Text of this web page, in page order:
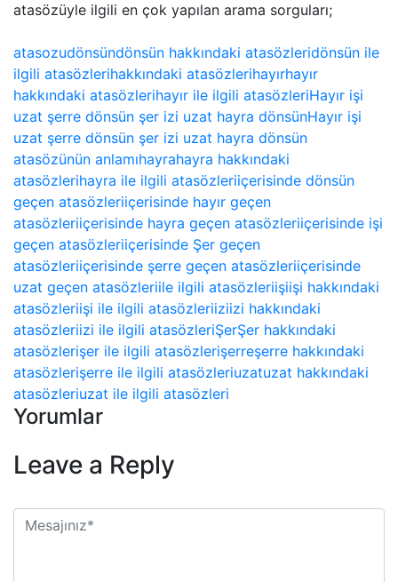
atasözüyle ilgili en çok yapılan arama sorguları;
atasozudönsündönsün hakkındaki atasözleridönsün ile
ilgili atasözlerihakkındaki atasözlerihayırhayır
hakkındaki atasözlerihayır ile ilgili atasözleriHayır işi
uzat şerre dönsün şer izi uzat hayra dönsünHayır işi
uzat şerre dönsün şer izi uzat hayra dönsün
atasözünün anlamıhayrahayra hakkındaki
atasözlerihayra ile ilgili atasözleriiçerisinde dönsün
geçen atasözleriiçerisinde hayır geçen
atasözleriiçerisinde hayra geçen atasözleriiçerisinde işi
geçen atasözleriiçerisinde Şer geçen
atasözleriiçerisinde şerre geçen atasözleriiçerisinde
uzat geçen atasözleriile ilgili atasözleriişiişi hakkındaki
atasözleriişi ile ilgili atasözleriiziizi hakkındaki
atasözleriizi ile ilgili atasözleriŞerŞer hakkındaki
atasözlerişer ile ilgili atasözlerişerreşerre hakkındaki
atasözlerişerre ile ilgili atasözleriuzatuzat hakkındaki
atasözleriuzat ile ilgili atasözleri
Yorumlar
Leave a Reply